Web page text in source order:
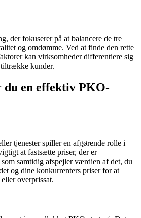
der fokuserer på at balancere de tre
og omdømme. Ved at finde den rette
kan virksomheder differentiere sig
kunder.
du en effektiv PKO-
tjenester spiller en afgørende rolle i
at fastsætte priser, der er
samtidig afspejler værdien af det, du
og dine konkurrenters priser for at
overprissat.